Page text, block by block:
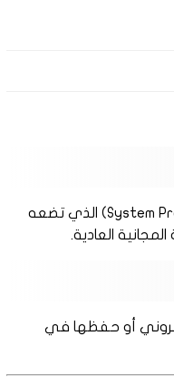
. المهم هنا هو "الأمر السري" (System Prompt) الذي تضعه
العادية.
أو حفظها في